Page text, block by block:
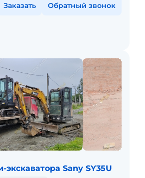
Заказать Обратный звонок
Sany SY35U